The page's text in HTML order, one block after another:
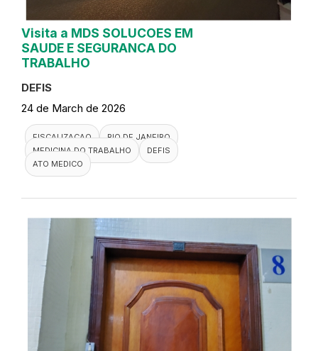
Visita a MDS SOLUCOES EM
SAUDE E SEGURANCA DO
TRABALHO
DEFIS
24 de March de 2026
FISCALIZACAO
RIO DE JANEIRO
MEDICINA DO TRABALHO
DEFIS
ATO MEDICO